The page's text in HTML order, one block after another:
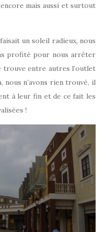
mais aussi et surtout
un soleil radieux, nous
profité pour nous arrêter
trouve entre autres l’outlet
nous n’avons rien trouvé, il
à leur fin et de ce fait les
!